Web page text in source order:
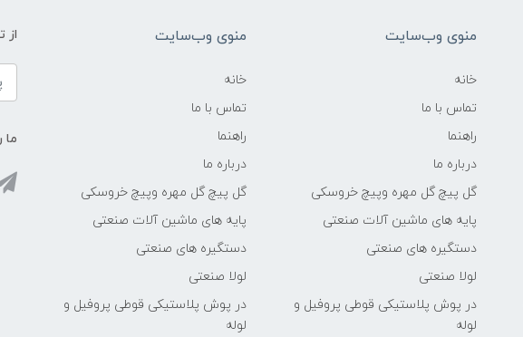
منوی وب‌سایت
خانه
تماس با ما
راهنما
درباره ما
گل پیچ گل مهره وپیچ خروسکی
پایه های ماشین آلات صنعتی
دستگیره های صنعتی
لولا صنعتی
در پوش پلاستیکی قوطی پروفیل و
لوله
منوی وب‌سایت
خانه
تماس با ما
راهنما
درباره ما
گل پیچ گل مهره وپیچ خروسکی
پایه های ماشین آلات صنعتی
دستگیره های صنعتی
لولا صنعتی
در پوش پلاستیکی قوطی پروفیل و
لوله
از
ما